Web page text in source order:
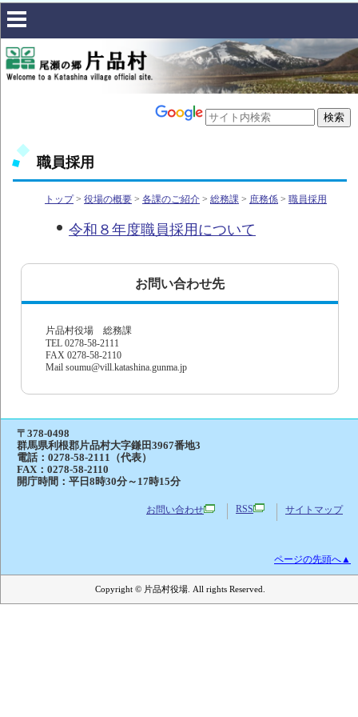
職員採用
トップ> 役場の概要 > 各課のご紹介 > 総務課 > 庶務係 > 職員採用
令和８年度職員採用について
お問い合わせ先
片品村役場 総務課
TEL 0278-58-2111
FAX 0278-58-2110
Mail soumu@vill.katashina.gunma.jp
〒378-0498
群馬県利根郡片品村大字鎌田3967番地3
電話： 0278-58-2111（代表）
FAX：0278-58-2110
開庁時間：平日8時30分～17時15分
お問い合わせ RSS サイトマップ
ページの先頭へ▲
Copyright © 片品村役場. All rights Reserved.